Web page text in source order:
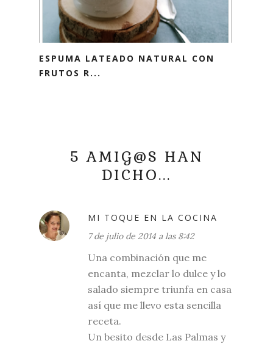
ESPUMA LATEADO NATURAL CON
FRUTOS R...
5 AMIG@S HAN
DICHO...
MI TOQUE EN LA COCINA
7 de julio de 2014 a las 8:42
Una combinación que me
encanta, mezclar lo dulce y lo
salado siempre triunfa en casa
así que me llevo esta sencilla
receta.
Un besito desde Las Palmas y